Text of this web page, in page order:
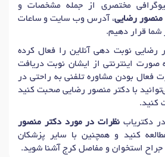
مختصری از جمله مشخصات و
منصور رضایی، آدرس وب سایت و ساعات
شما قرار دهیم.
رضایی نوبت دهی آنلاین را فعال کرده
صورت اینترنتی از ایشان نوبت دریافت
فعال بودن مشاوره تلفنی به راحتی در
با دکتر منصور رضایی صحبت کنید
کنید.
دکتریاب نظرات در مورد دکتر منصور
کنید و همچنین با سایر پزشکان
استخوان و مفاصل کرج آشنا شوید.